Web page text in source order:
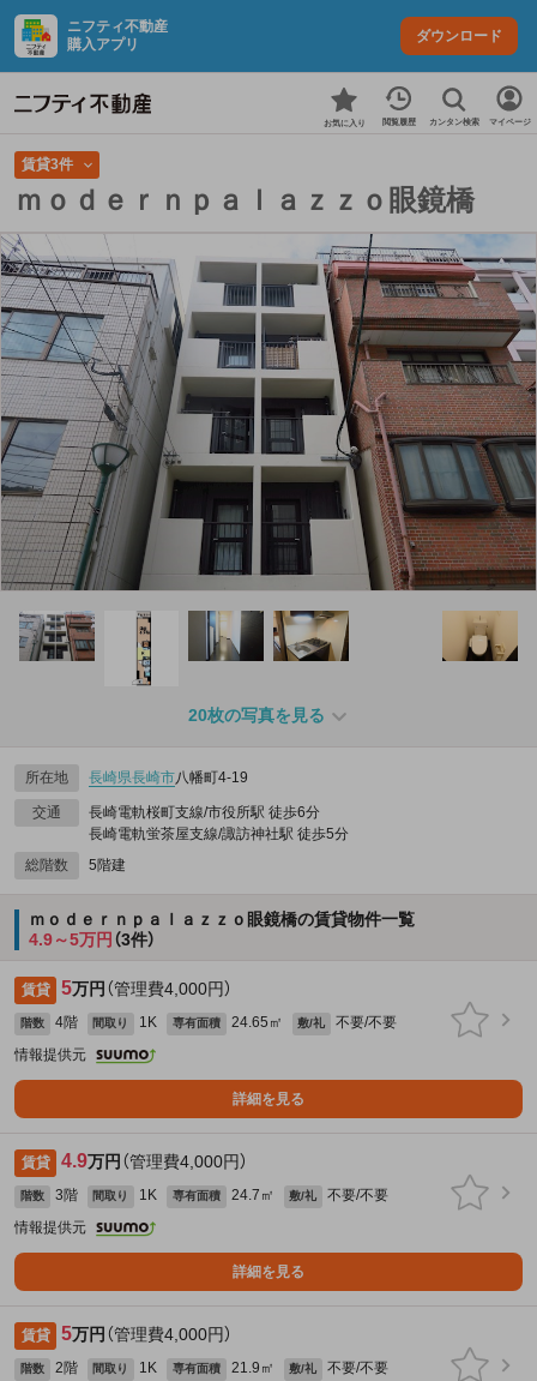
ニフティ不動産
購入アプリ
ダウンロード
お気に入り 閲覧履歴 カンタン検索 マイページ
賃貸3件
ｍｏｄｅｒｎｐａｌａｚｚｏ眼鏡橋
20枚の写真を見る
所在地 長崎県長崎市八幡町4-19
交通
長崎電軌桜町支線/市役所駅 徒歩6分
長崎電軌蛍茶屋支線/諏訪神社駅 徒歩5分
総階数
5階建
ｍｏｄｅｒｎｐａｌａｚｚｏ眼鏡橋の賃貸物件一覧
4.9～5万円 （3件）
賃貸 5万円 （管理費4,000円）
階数 4階 間取り 1K 専有面積 24.65㎡ 敷/礼
不要/不要
情報提供元
詳細を見る
賃貸 4.9万円 （管理費4,000円）
階数 3階 間取り 1K 専有面積 24.7㎡ 敷/礼
不要/不要
情報提供元
詳細を見る
賃貸 5万円 （管理費4,000円）
階数 2階 間取り 1K 専有面積 21.9㎡ 敷/礼
不要/不要